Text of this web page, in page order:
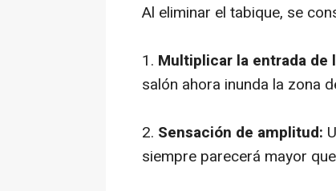
Al eliminar el tabique, se
1. Multiplicar la entrada de
salón ahora inunda la zona
2. Sensación de amplitud:
siempre parecerá mayor